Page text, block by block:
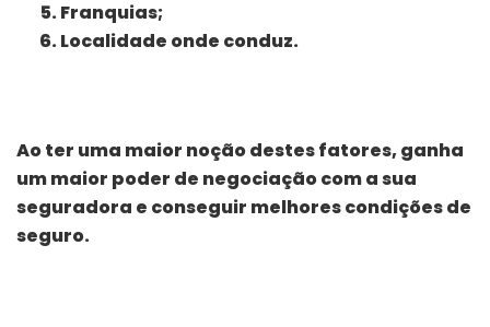
Franquias;
Localidade onde conduz.
Ao ter uma maior noção destes fatores, ganha
um maior poder de negociação com a sua
seguradora e conseguir melhores condições de
seguro.